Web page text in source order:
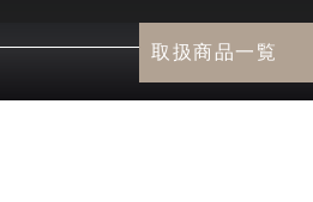
取扱商品一覧